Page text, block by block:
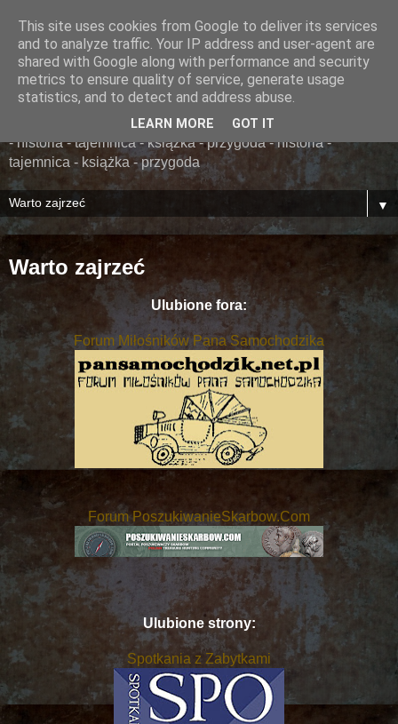
......... ZAPOMNIANA
BIBLIOTEKA ........
książka - przygoda - historia - tajemnica - książka - przygoda
- historia - tajemnica - książka - przygoda - historia -
tajemnica - książka - przygoda
▼
Warto zajrzeć
Ulubione fora:
Forum Miłośników Pana Samochodzika
Forum PoszukiwanieSkarbow.Com
Ulubione strony:
Spotkania z Zabytkami
This site uses cookies from Google to deliver its services
and to analyze traffic. Your IP address and user-agent are
shared with Google along with performance and security
metrics to ensure quality of service, generate usage
statistics, and to detect and address abuse.
LEARN MORE GOT IT